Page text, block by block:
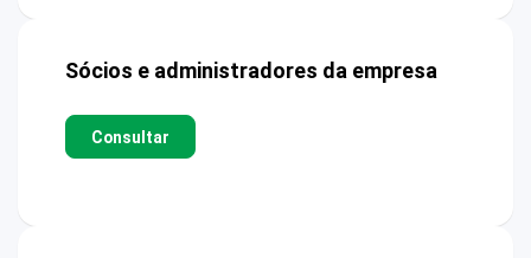
Sócios e administradores da empresa
Consultar